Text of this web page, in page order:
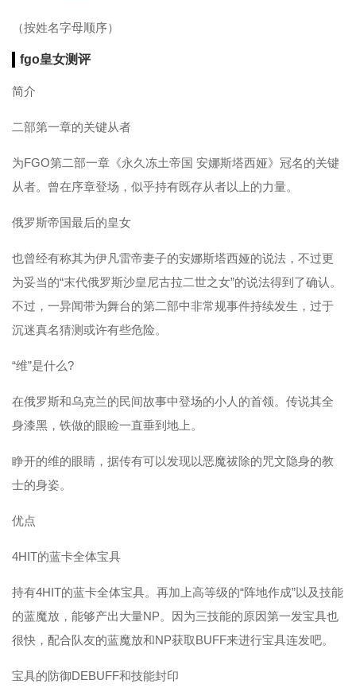
（按姓名字母顺序）
fgo皇女测评
简介
二部第一章的关键从者
为FGO第二部一章《永久冻土帝国 安娜斯塔西娅》冠名的关键
从者。曾在序章登场，似乎持有既存从者以上的力量。
俄罗斯帝国最后的皇女
也曾经有称其为伊凡雷帝妻子的安娜斯塔西娅的说法，不过更
为妥当的“末代俄罗斯沙皇尼古拉二世之女”的说法得到了确认。
不过，一异闻带为舞台的第二部中非常规事件持续发生，过于
沉迷真名猜测或许有些危险。
“维”是什么?
在俄罗斯和乌克兰的民间故事中登场的小人的首领。传说其全
身漆黑，铁做的眼睑一直垂到地上。
睁开的维的眼睛，据传有可以发现以恶魔祓除的咒文隐身的教
士的身姿。
优点
4HIT的蓝卡全体宝具
持有4HIT的蓝卡全体宝具。再加上高等级的“阵地作成”以及技能
的蓝魔放，能够产出大量NP。因为三技能的原因第一发宝具也
很快，配合队友的蓝魔放和NP获取BUFF来进行宝具连发吧。
宝具的防御DEBUFF和技能封印